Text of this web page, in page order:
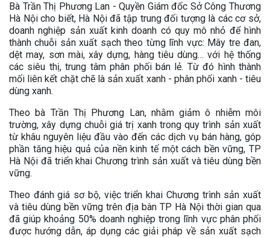
Bà Trần Thị Phương Lan - Quyền Giám đốc Sở Công Thương
Hà Nội cho biết, Hà Nội đã tập trung đối tượng là các cơ sở,
doanh nghiệp sản xuất kinh doanh có quy mô nhỏ để hình
thành chuỗi sản xuất sạch theo từng lĩnh vực: Mây tre đan,
dệt may, sơn mài, xây dựng, hàng tiêu dùng… với hệ thống
các siêu thị, trung tâm phân phối bán lẻ. Từ đó hình thành
mối liên kết chặt chẽ là sản xuất xanh - phân phối xanh - tiêu
dùng xanh.
Theo bà Trần Thị Phương Lan, nhằm giảm ô nhiễm môi
trường, xây dựng chuỗi giá trị xanh trong quy trình sản xuất
từ khâu nguyên liệu đầu vào đến các dịch vụ bán hàng, góp
phần tăng hiệu quả của nền kinh tế một cách bền vững, TP
Hà Nội đã triển khai Chương trình sản xuất và tiêu dùng bền
vững.
Theo đánh giá sơ bộ, việc triển khai Chương trình sản xuất
và tiêu dùng bền vững trên địa bàn TP Hà Nội thời gian qua
đã giúp khoảng 50% doanh nghiệp trong lĩnh vực phân phối
được hướng dẫn, áp dụng các giải pháp về sản xuất sạch